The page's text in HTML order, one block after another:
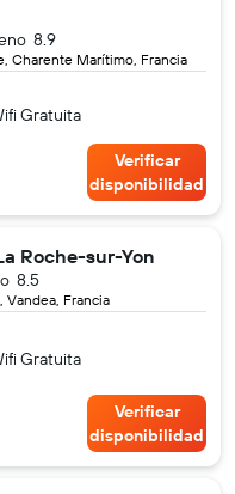
Charente Marítimo, Francia
8.9
Gratuita
Verificar
disponibilidad
Roche-sur-Yon
Vandea, Francia
8.5
Gratuita
Verificar
disponibilidad